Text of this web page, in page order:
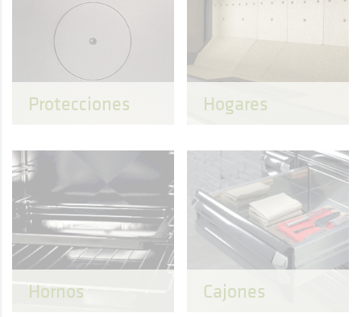
Protecciones Hogares
Hornos Cajones